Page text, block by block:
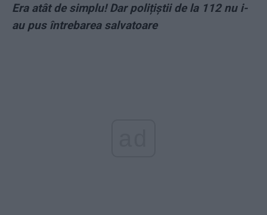
Era atât de simplu! Dar polițiștii de la 112 nu i-
au pus întrebarea salvatoare